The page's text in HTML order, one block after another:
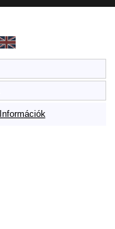
Információk